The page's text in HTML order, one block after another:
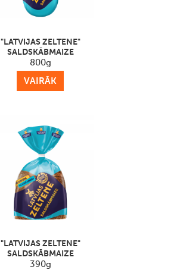
"LATVIJAS ZELTENE"
SALDSKĀBMAIZE
800g
VAIRĀK
"LATVIJAS ZELTENE"
SALDSKĀBMAIZE
390g